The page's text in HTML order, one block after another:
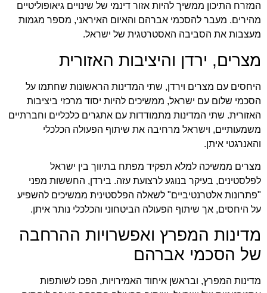
המזרח התיכון ממשיך להיות אזור דינמי של שינויים גיאופוליטיים
מהירים. מעבר להסכמי אברהם והאיום האיראני, מספר מגמות
מעצבות את הסביבה האסטרטגית של ישראל.
מצרים, ירדן והיציבות האזורית
היחסים עם מצרים וירדן, שתי המדינות הראשונות שחתמו על
הסכמי שלום עם ישראל, ממשיכים להיות יסוד מרכזי ביציבות
האזורית. שתי המדינות מתמודדות עם אתגרים כלכליים וחברתיים
משמעותיים, וישראל מרחיבה את שיתוף הפעולה הכלכלי
והאנרגטי איתן.
מצרים ממשיכה למלא תפקיד מפתח בתיווך בין ישראל
לפלסטינים, בעיקר בנוגע לרצועת עזה. בירדן, החששות מפני
"פתרונות אלטרנטיביים" לשאלה הפלסטינית ממשיכים להשפיע
על היחסים, אך שיתוף הפעולה הביטחוני והכלכלי נותר איתן.
מדינות המפרץ ואפשרויות ההרחבה
של הסכמי אברהם
מדינות המפרץ, ובראשן איחוד האמירויות, הפכו לשותפות